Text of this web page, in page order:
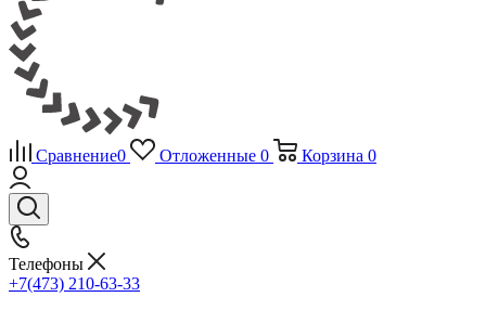
Сравнение0 Отложенные 0 Корзина 0
Телефоны
+7(473) 210-63-33